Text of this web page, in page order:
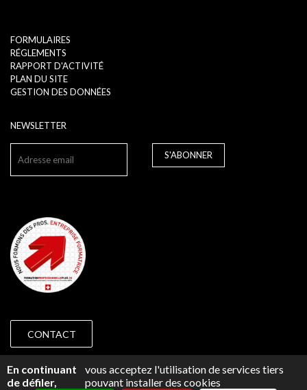
FORMULAIRES
RÉGLEMENTS
RAPPORT D'ACTIVITÉ
PLAN DU SITE
GESTION DES DONNÉES
NEWSLETTER
S'ABONNER
CONTACT
© 2018 CAP PRÉVOYANCE GENÈVE -IMPRESSUM
En continuant
de défiler,
vous acceptez l'utilisation de services tiers
pouvant installer des cookies